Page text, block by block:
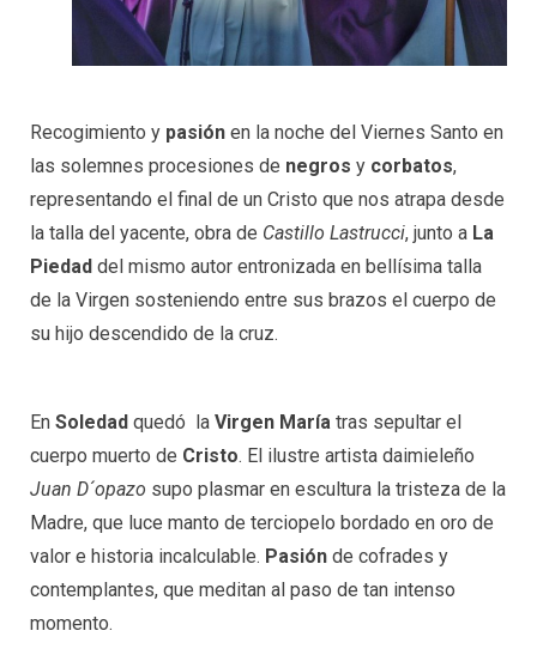
Recogimiento y pasión en la noche del Viernes Santo en
las solemnes procesiones de negros y corbatos,
representando el final de un Cristo que nos atrapa desde
la talla del yacente, obra de Castillo Lastrucci, junto a La
Piedad del mismo autor entronizada en bellísima talla
de la Virgen sosteniendo entre sus brazos el cuerpo de
su hijo descendido de la cruz.
En Soledad quedó la Virgen María tras sepultar el
cuerpo muerto de Cristo. El ilustre artista daimieleño
Juan D´opazo supo plasmar en escultura la tristeza de la
Madre, que luce manto de terciopelo bordado en oro de
valor e historia incalculable. Pasión de cofrades y
contemplantes, que meditan al paso de tan intenso
momento.